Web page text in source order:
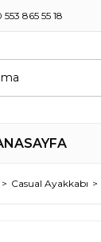
865 55 18
Casual Ayakkabı